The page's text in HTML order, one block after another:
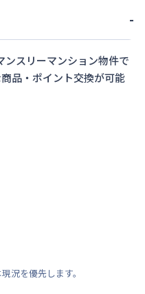
-
ンスリーマンション物件で
品・ポイント交換が可能
況を優先します。